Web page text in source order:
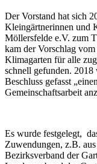
Der Vorstand hat sich
Kleingärtnerinnen und
Möllersfelde e.V. zum
kam der Vorschlag
Klimagarten für alle
schnell gefunden.
Beschluss gefasst
Gemeinschaftsarbeit
Es wurde festgelegt,
Zuwendungen, z.B.
Bezirksverband der